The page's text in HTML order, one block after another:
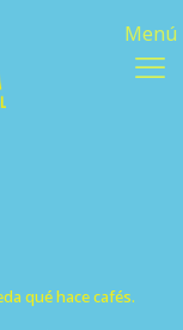
qué hace cafés.